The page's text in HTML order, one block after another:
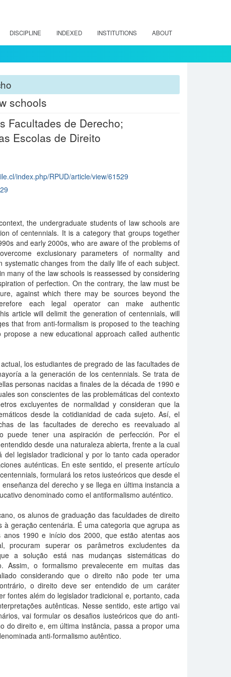
DISCIPLINE INDEXED INSTITUTIONS ABOUT
schools
Facultades de Derecho;
Escolas de Direito
index.php/RPUD/article/view/61529
the undergraduate students of law schools are
of centennials. It is a category that groups together
and early 2000s, who are aware of the problems of
exclusionary parameters of normality and
systematic changes from the daily life of each subject.
many of the law schools is reassessed by considering
of perfection. On the contrary, the law must be
against which there may be sources beyond the
each legal operator can make authentic
article will delimit the generation of centennials, will
that from anti-formalism is proposed to the teaching
a new educational approach called authentic
los estudiantes de pregrado de las facultades de
a la generación de los centennials. Se trata de
personas nacidas a finales de la década de 1990 e
son conscientes de las problemáticas del contexto
excluyentes de normalidad y consideran que la
desde la cotidianidad de cada sujeto. Así, el
de las facultades de derecho es reevaluado al
puede tener una aspiración de perfección. Por el
desde una naturaleza abierta, frente a la cual
del legislador tradicional y por lo tanto cada operador
auténticas. En este sentido, el presente artículo
formulará los retos iusteóricos que desde el
del derecho y se llega en última instancia a
denominado como el antiformalismo auténtico.
os alunos de graduação das faculdades de direito
à geração centenária. É uma categoria que agrupa as
anos 1990 e início dos 2000, que estão atentas aos
procuram superar os parâmetros excludentes da
a solução está nas mudanças sistemáticas do
Assim, o formalismo prevalecente em muitas das
considerando que o direito não pode ter uma
o direito deve ser entendido de um caráter
fontes além do legislador tradicional e, portanto, cada
autênticas. Nesse sentido, este artigo vai
vai formular os desafios iusteóricos que do anti-
do direito e, em última instância, passa a propor uma
anti-formalismo autêntico.